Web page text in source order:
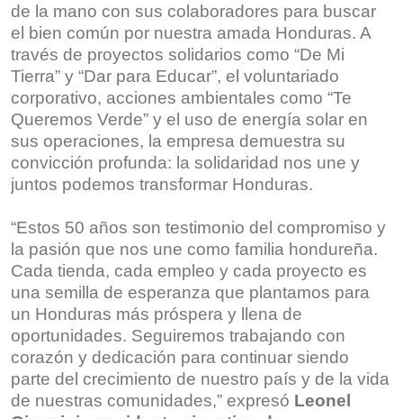
de la mano con sus colaboradores para buscar
el bien común por nuestra amada Honduras. A
través de proyectos solidarios como “De Mi
Tierra” y “Dar para Educar”, el voluntariado
corporativo, acciones ambientales como “Te
Queremos Verde” y el uso de energía solar en
sus operaciones, la empresa demuestra su
convicción profunda: la solidaridad nos une y
juntos podemos transformar Honduras.
“Estos 50 años son testimonio del compromiso y
la pasión que nos une como familia hondureña.
Cada tienda, cada empleo y cada proyecto es
una semilla de esperanza que plantamos para
un Honduras más próspera y llena de
oportunidades. Seguiremos trabajando con
corazón y dedicación para continuar siendo
parte del crecimiento de nuestro país y de la vida
de nuestras comunidades,” expresó Leonel